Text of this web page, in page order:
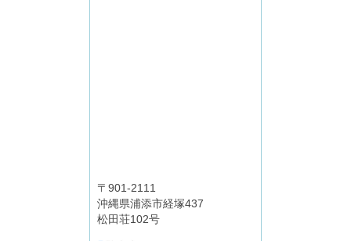
〒901-2111
沖縄県浦添市経塚437
松田荘102号